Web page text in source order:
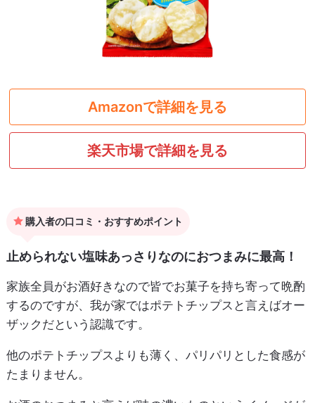
Amazonで詳細を見る
楽天市場で詳細を見る
購入者の口コミ・おすすめポイント
止められない塩味あっさりなのにおつまみに最高！
家族全員がお酒好きなので皆でお菓子を持ち寄って晩酌
するのですが、我が家ではポテトチップスと言えばオー
ザックだという認識です。
他のポテトチップスよりも薄く、パリパリとした食感が
たまりません。